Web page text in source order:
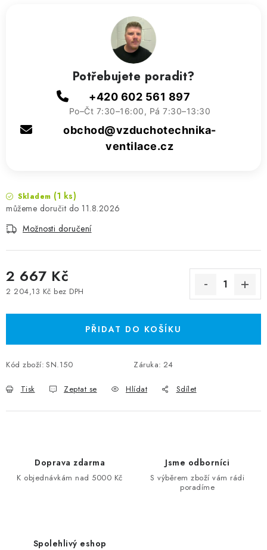
Skladem (1 ks)
11.8.2026
Možnosti doručení
2 667 Kč
2 204,13 Kč bez DPH
PŘIDAT DO KOŠÍKU
Kód zboží: SN.150 Záruka: 24
Tisk Zeptat se Hlídat Sdílet
Potřebujete poradit?
+420 602 561 897
Po–Čt 7:30–16:00, Pá 7:30–13:30
obchod@vzduchotechnika-
ventilace.cz
Doprava zdarma
K objednávkám nad 5000 Kč
Jsme odborníci
S výběrem zboží vám rádi
poradíme
Spolehlivý eshop